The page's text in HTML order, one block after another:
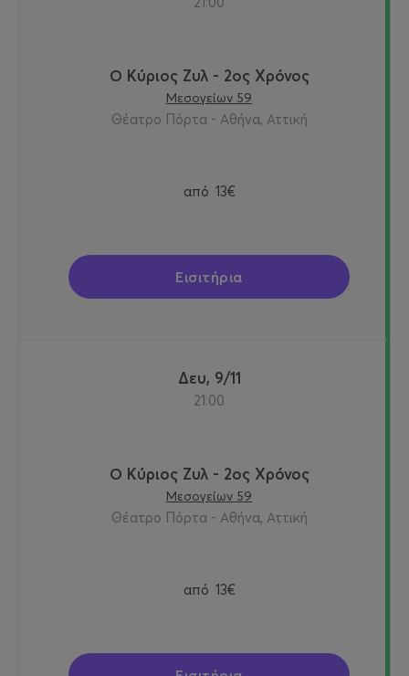
Ο Κύριος Ζυλ - 2ος Χρόνος
Μεσογείων 59
Θέατρο Πόρτα - Αθήνα, Αττική
από 13€
Εισιτήρια
Δευ, 9/11
21:00
Ο Κύριος Ζυλ - 2ος Χρόνος
Μεσογείων 59
Θέατρο Πόρτα - Αθήνα, Αττική
από 13€